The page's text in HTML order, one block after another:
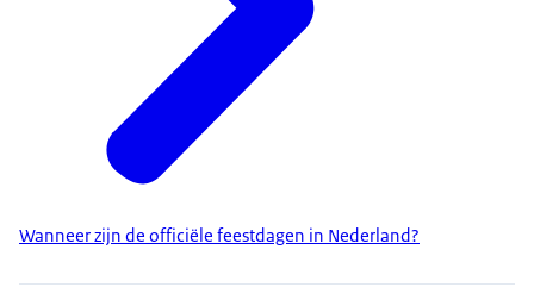
Wanneer zijn de officiële feestdagen in Nederland?